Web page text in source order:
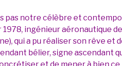
pas notre célèbre et
1978, ingénieur aéronautique
qui a pu réaliser son rêve et
bélier, signe ascendant